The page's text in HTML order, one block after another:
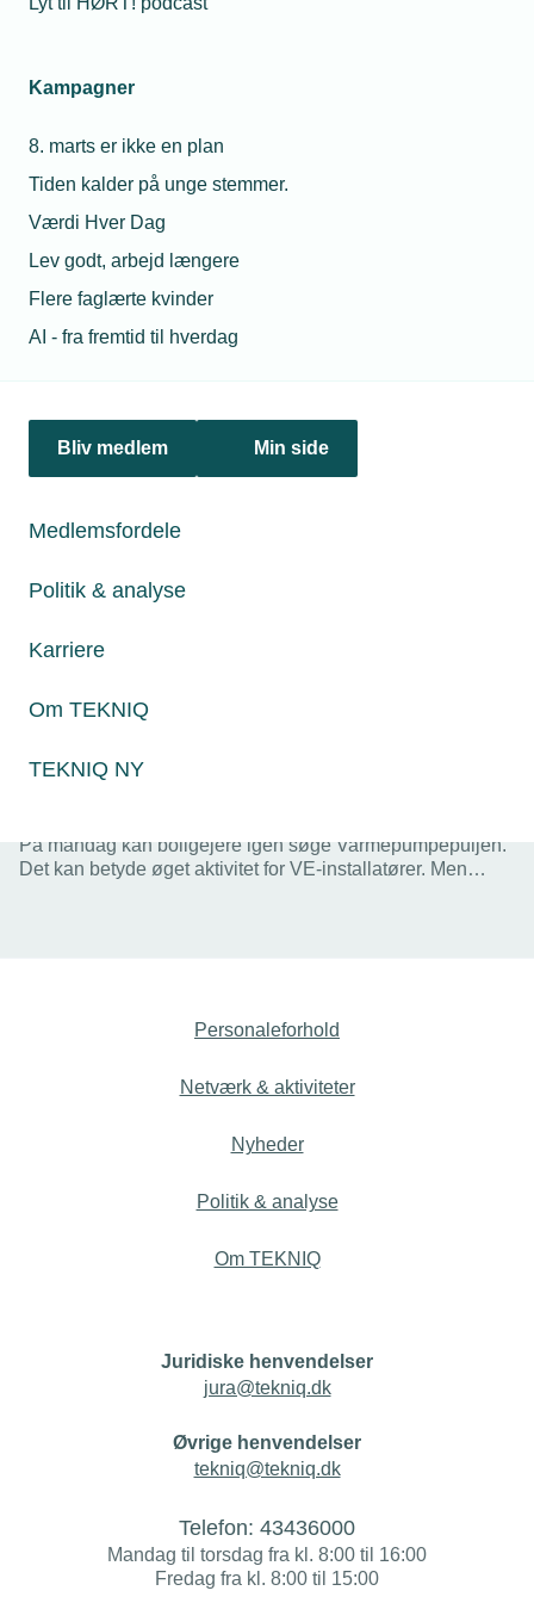
Kampagner
8. marts er ikke en plan
Tiden kalder på unge stemmer.
Værdi Hver Dag
Lev godt, arbejd længere
Flere faglærte kvinder
AI - fra fremtid til hverdag
Bliv medlem Min side
Medlemsfordele
Politik & analyse
Karriere
Om TEKNIQ
TEKNIQ NY
26. oktober 2023
Varmepumpesalget skåret midt over
katastrofalt for udfasningen af gas- og oliefyr, der dermed
trækker i langdrag, lyder det fra TEKNIQ Arbejdsgiverne.
23. maj 2024
På mandag kan boligejere igen søge Varmepumpepuljen.
Det kan betyde øget aktivitet for VE-installatører. Men
Personaleforhold
Netværk & aktiviteter
Nyheder
Politik & analyse
Om TEKNIQ
Juridiske henvendelser
jura@tekniq.dk
Øvrige henvendelser
tekniq@tekniq.dk
Telefon: 43436000
Mandag til torsdag fra kl. 8:00 til 16:00
Fredag fra kl. 8:00 til 15:00